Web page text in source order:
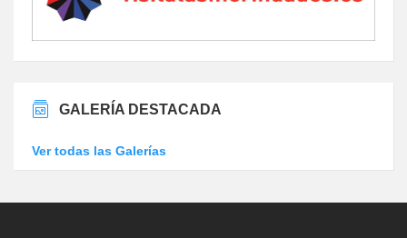
GALERÍA DESTACADA
Ver todas las Galerías